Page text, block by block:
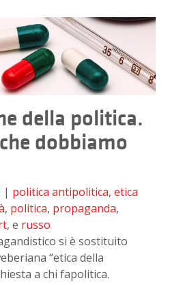
della politica.
dobbiamo
| politica antipolitica, etica
, politica, propaganda,
, e russo
si è sostituito
“etica della
a chi fapolitica.